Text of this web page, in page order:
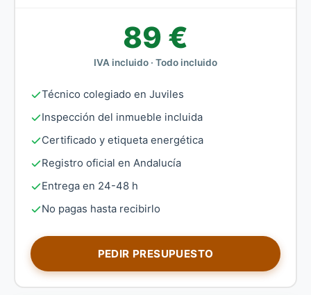
89 €
IVA incluido · Todo incluido
Técnico colegiado en Juviles
Inspección del inmueble incluida
Certificado y etiqueta energética
Registro oficial en Andalucía
Entrega en 24-48 h
No pagas hasta recibirlo
PEDIR PRESUPUESTO